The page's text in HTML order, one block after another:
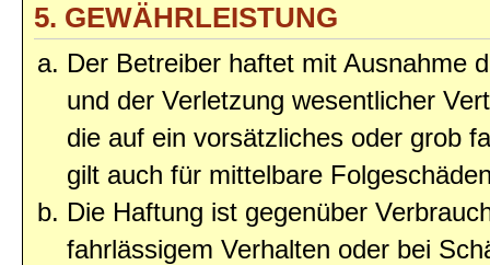
5. GEWÄHRLEISTUNG
Der Betreiber haftet mit Ausnahme
und der Verletzung wesentlicher
die auf ein vorsätzliches oder grob
gilt auch für mittelbare
Die Haftung ist gegenüber
fahrlässigem Verhalten oder bei